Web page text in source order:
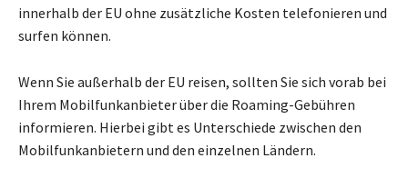
innerhalb der EU ohne zusätzliche Kosten telefonieren und
surfen können.
Wenn Sie außerhalb der EU reisen, sollten Sie sich vorab bei
Ihrem Mobilfunkanbieter über die Roaming-Gebühren
informieren. Hierbei gibt es Unterschiede zwischen den
Mobilfunkanbietern und den einzelnen Ländern.